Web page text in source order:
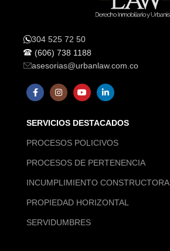
304 525 72 50
(606) 738 1188
asesorias@urbanlaw.com.co
SERVICIOS DESTACADOS
PROCESOS POLICIVOS
PROCESOS DE PERTENENCIA
INCUMPLIMIENTO CONSTRUCTORA
PROPIEDAD HORIZONTAL
SERVIDUMBRES